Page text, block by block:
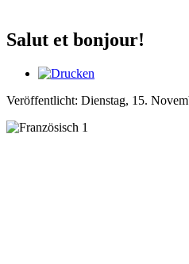
Salut et bonjour!
Veröffentlicht: Dienstag, 15.